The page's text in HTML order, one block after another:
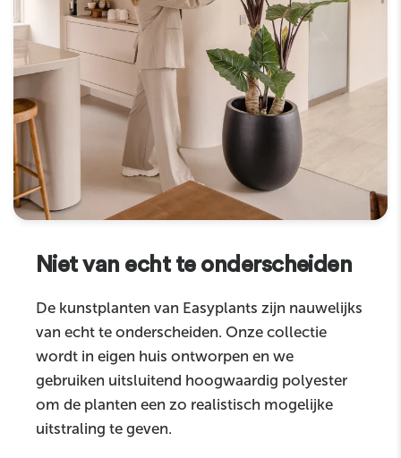
Niet van echt te onderscheiden
De kunstplanten van Easyplants zijn nauwelijks
van echt te onderscheiden. Onze collectie
wordt in eigen huis ontworpen en we
gebruiken uitsluitend hoogwaardig polyester
om de planten een zo realistisch mogelijke
uitstraling te geven.